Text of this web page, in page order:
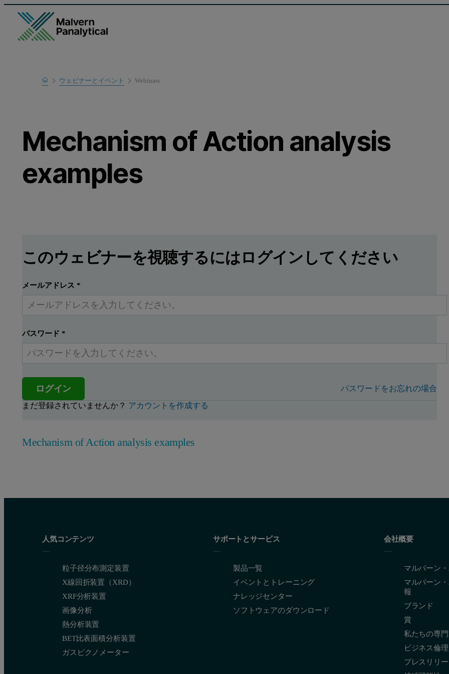
Home
Learn
ウェビナーとイベント Webinars
Mechanism of Action analysis
examples
このウェビナーを視聴するにはログインしてください
メールアドレス *
パスワード *
ログイン パスワードをお忘れの場合
まだ登録されていませんか？ アカウントを作成する
Mechanism of Action analysis examples
人気コンテンツ
粒子径分布測定装置
X線回折装置（XRD）
XRF分析装置
画像分析
熱分析装置
BET比表面積分析装置
ガスピクノメーター
サポートとサービス
製品一覧
イベントとトレーニング
ナレッジセンター
ソフトウェアのダウンロード
会社概要
マルバーン
マルバーン
報
ブランド
賞
私たちの専
ビジネス倫
プレスリリー